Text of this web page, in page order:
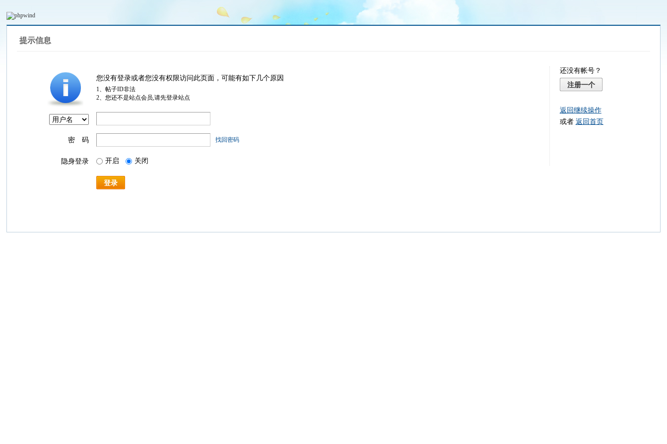
提示信息
您没有登录或者您没有权限访问此页面，可能有如下几个原因
1、帖子ID非法
2、您还不是站点会员,请先登录站点
密 码 找回密码
隐身登录 开启 关闭
登录
还没有帐号？
注册一个
返回继续操作
或者 返回首页